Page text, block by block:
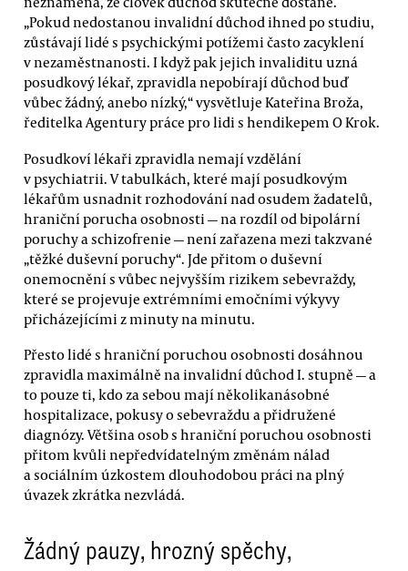
„Pokud nedostanou invalidní důchod ihned po studiu,
zůstávají lidé s psychickými potížemi často zacyklení
v nezaměstnanosti. I když pak jejich invaliditu uzná
posudkový lékař, zpravidla nepobírají důchod buď
vůbec žádný, anebo nízký,“ vysvětluje Kateřina Broža,
ředitelka Agentury práce pro lidi s hendikepem O Krok.
Posudkoví lékaři zpravidla nemají vzdělání
v psychiatrii. V tabulkách, které mají posudkovým
lékařům usnadnit rozhodování nad osudem žadatelů,
hraniční porucha osobnosti — na rozdíl od bipolární
poruchy a schizofrenie — není zařazena mezi takzvané
„těžké duševní poruchy“. Jde přitom o duševní
onemocnění s vůbec nejvyšším rizikem sebevraždy,
které se projevuje extrémními emočními výkyvy
přicházejícími z minuty na minutu.
Přesto lidé s hraniční poruchou osobnosti dosáhnou
zpravidla maximálně na invalidní důchod I. stupně — a
to pouze ti, kdo za sebou mají několikanásobné
hospitalizace, pokusy o sebevraždu a přidružené
diagnózy. Většina osob s hraniční poruchou osobnosti
přitom kvůli nepředvídatelným změnám nálad
a sociálním úzkostem dlouhodobou práci na plný
úvazek zkrátka nezvládá.
Žádný pauzy, hrozný spěchy,